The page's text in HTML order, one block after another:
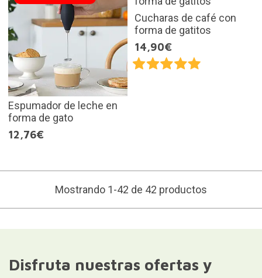
Espumador de leche en
forma de gato
12,76€
Cucharas de café con
forma de gatitos
14,90€
Mostrando 1-42 de 42 productos
Disfruta nuestras ofertas y